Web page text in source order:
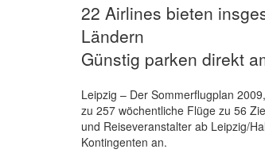
22 Airlines bieten
Ländern
Günstig parken direkt
Leipzig – Der Sommerflugplan
zu 257 wöchentliche Flüge zu 56
und Reiseveranstalter ab Leipzig/
Kontingenten an.